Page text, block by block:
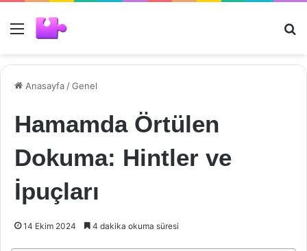
Menü
Anasayfa /Genel
Hamamda Örtülen
Dokuma: Hintler ve
İpuçları
14 Ekim 2024 4 dakika okuma süresi